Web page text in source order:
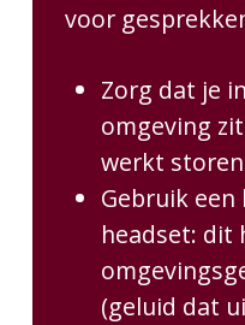
voor
Zorg dat je
omgeving
werkt
Gebruik
headset: dit
(geluid dat